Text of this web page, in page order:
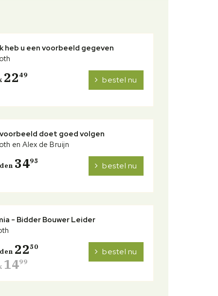
heb u een voorbeeld gegeven
2249 bestel nu
doet goed volgen
en Alex de Bruijn
3495 bestel nu
- Bidder Bouwer Leider
2250
1499
bestel nu